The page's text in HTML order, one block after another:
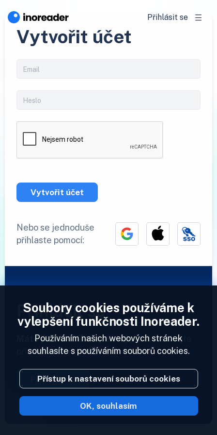
Přihlásit se
Vytvořit účet
Vytvořit účet
Nebo se jednoduše
přihlaste pomocí:
Přihlásit se
Máte již účet?Zadejte svůj profil a získejte
přístup ke svým informačním kanálům.
Přihlásit se
2023 © Inoreader
Soubory cookies používáme k
vylepšení funkčnosti Inoreader.
Používáním našich webových stránek
souhlasíte s používáním souborů cookies.
Přístup k nastavení souborů cookies
OK, souhlasím